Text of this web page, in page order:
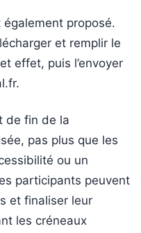
proposé.
et remplir le
effet, puis l’envoyer
de fin de la
pas plus que les
ou un
participants peuvent
et finaliser leur
les créneaux